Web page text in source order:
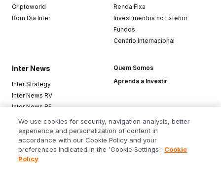
Criptoworld
Bom Dia Inter
Renda Fixa
Investimentos no Exterior
Fundos
Cenário Internacional
Inter News
Inter Strategy
Inter News RV
Inter News RF
Top Funds
Quem Somos
Aprenda a Investir
Baixe o app
We use cookies for security, navigation analysis, better
experience and personalization of content in
accordance with our Cookie Policy and your
preferences indicated in the 'Cookie Settings'. Cookie
Policy